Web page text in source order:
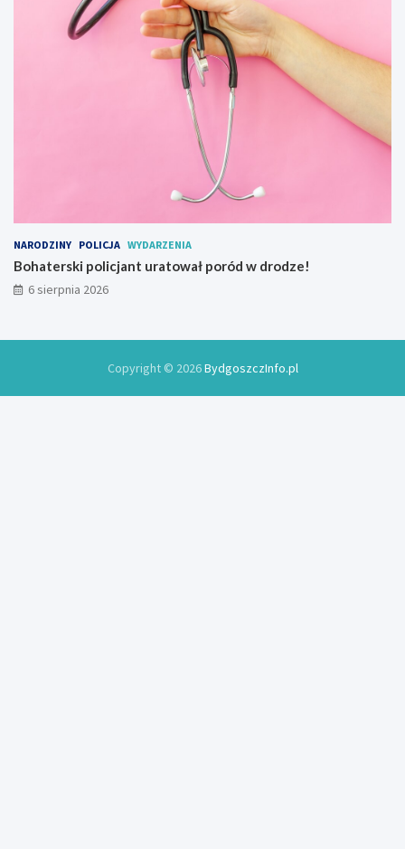
NARODZINY POLICJA WYDARZENIA
Bohaterski policjant uratował poród w drodze!
6 sierpnia 2026
Copyright © 2026BydgoszczInfo.pl